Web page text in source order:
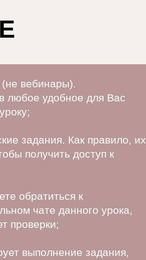
вебинары).
любое удобное для Вас
задания. Как правило, их
получить доступ к
обратиться к
чате данного урока,
проверки;
выполнение задания,